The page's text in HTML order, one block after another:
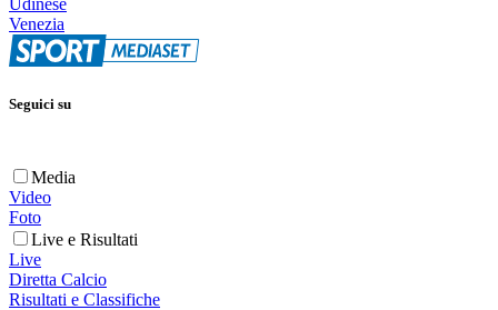
Udinese
Venezia
Seguici su
Media
Video
Foto
Live e Risultati
Live
Diretta Calcio
Risultati e Classifiche